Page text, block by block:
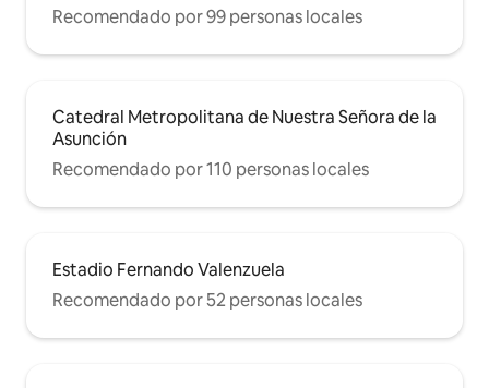
Recomendado por 99 personas locales
Catedral Metropolitana de Nuestra Señora de la
Asunción
Recomendado por 110 personas locales
Estadio Fernando Valenzuela
Recomendado por 52 personas locales